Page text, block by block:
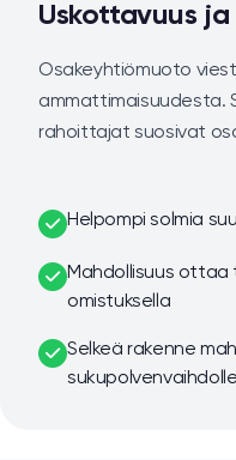
Uskottavuus ja
Osakeyhtiömuoto
ammattimaisuudesta.
rahoittajat suosivat
Helpompi solmia
Mahdollisuus
omistuksella
Selkeä rakenne
sukupolvenvaihdolle